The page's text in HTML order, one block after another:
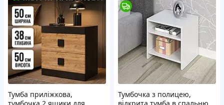
Тумба приліжкова,
Тумбочка з полицею,